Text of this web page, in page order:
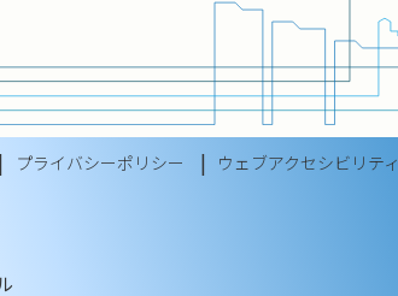
プライバシーポリシー ウェブアクセシビリティ